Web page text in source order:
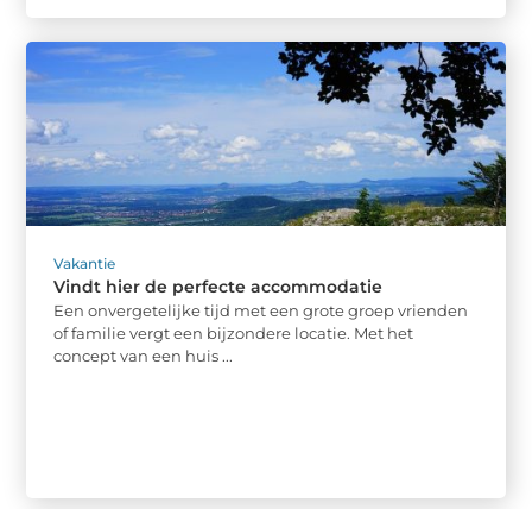
Vakantie
Vindt hier de perfecte accommodatie
Een onvergetelijke tijd met een grote groep vrienden
of familie vergt een bijzondere locatie. Met het
concept van een huis ...